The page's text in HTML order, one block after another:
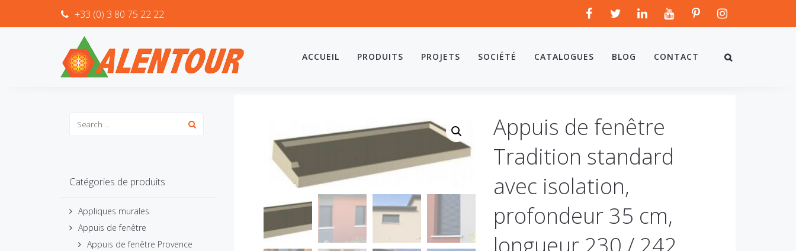
+33 (0) 3 80 75 22 22
ACCUEIL PRODUITS PROJETS SOCIÉTÉ CATALOGUES BLOG CONTACT
Catégories de produits
Appliques murales
Appuis de fenêtre
Appuis de fenêtre Provence
Appuis de fenêtre
Tradition standard
avec isolation,
profondeur 35 cm,